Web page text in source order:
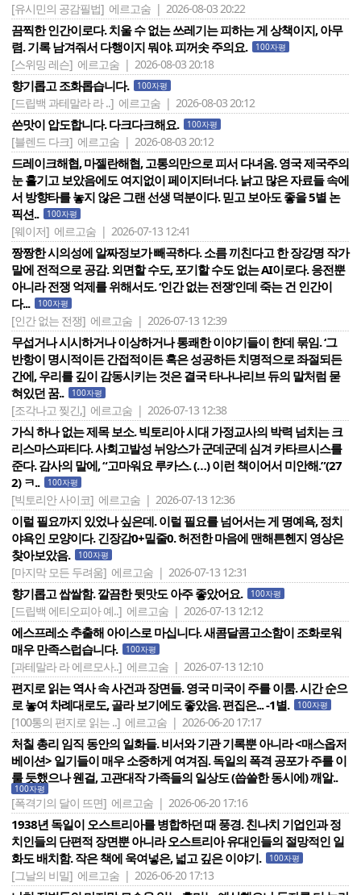
[유시민의 공감필법] 에르고숨 | 2026-08-03 20:22
끔찍한 인간이로다. 치울 수 없는 쓰레기는 피하는 게 상책이지, 아무
렴. 기록 남겨줘서 다행이지 뭐야. 피꺼솟 주의요.
100자평
[스위밍 레슨] 에르고숨 | 2026-08-03 20:18
향기롭고 조화롭습니다. 100자평
[드립백 과테말라 라 ..] 에르고숨 | 2026-08-03 20:12
쓴맛이 압도합니다. 다크다크해요. 100자평
[블렌드 다크] 에르고숨 | 2026-08-03 20:12
드레이크해협, 마젤란해협, 고통의만으로 피서 다녀옴. 영국 제국주의
눈 흘기고 보았음에도 여지없이 페이지터너다. 낡고 많은 자료들 속에
서 방향타를 놓지 않은 그랜 선생 덕분이다. 믿고 보아도 좋을 5별 논
픽션..
100자평
[웨이저] 에르고숨 | 2026-07-13 12:41
짱짱한 시의성에 알짜정보가 빼곡하다. 소름 끼친다고 한 장강명 작가
말에 전적으로 공감. 외면할 수도, 포기할 수도 없는 AI이로다. 응전뿐
아니라 전쟁 억제를 위해서도. ‘인간 없는 전쟁’인데 죽는 건 인간이
다...
100자평
[인간 없는 전쟁] 에르고숨 | 2026-07-13 12:39
무섭거나 시시하거나 이상하거나 통쾌한 이야기들이 한데 묶임. ‘그
반항이 명시적이든 간접적이든 혹은 성공하든 치명적으로 좌절되든
간에, 우리를 깊이 감동시키는 것은 결국 타나나리브 듀의 말처럼 묻
혀있던 꿈..
100자평
[조각나고 찢긴,] 에르고숨 | 2026-07-13 12:38
가식 하나 없는 제목 보소. 빅토리아 시대 가정교사의 박력 넘치는 크
리스마스파티다. 사회고발성 뉘앙스가 군데군데 심겨 카타르시스를
준다. 감사의 말에, “고마워요 루카스. (…) 이런 책이어서 미안해.”(27
2) ㅋ..
100자평
[빅토리안 사이코] 에르고숨 | 2026-07-13 12:36
이럴 필요까지 있었나 싶은데. 이럴 필요를 넘어서는 게 명예욕, 정치
야욕인 모양이다. 긴장감0+밑줄0. 허전한 마음에 맨해튼헨지 영상은
찾아보았음.
100자평
[마지막 모든 두려움] 에르고숨 | 2026-07-13 12:31
향기롭고 쌉쌀함. 깔끔한 뒷맛도 아주 좋았어요. 100자평
[드립백 에티오피아 예..] 에르고숨 | 2026-07-13 12:12
에스프레소 추출해 아이스로 마십니다. 새콤달콤고소함이 조화로워
매우 만족스럽습니다.
100자평
[과테말라 라 에르모사..] 에르고숨 | 2026-07-13 12:10
편지로 읽는 역사 속 사건과 장면들. 영국 미국이 주를 이룸. 시간 순으
로 놓여 차례대로도, 골라 보기에도 좋았음. 편집은... -1별.
100자평
[100통의 편지로 읽는 ..] 에르고숨 | 2026-06-20 17:17
처칠 총리 임직 동안의 일화들. 비서와 기관 기록뿐 아니라 <매스옵저
베이션> 일기들이 매우 소중하게 여겨짐. 독일의 폭격 공포가 주를 이
룰 듯했으나 웬걸, 고관대작 가족들의 일상도 (씁쓸한 동시에) 깨알..
100자평
[폭격기의 달이 뜨면] 에르고숨 | 2026-06-20 17:16
1938년 독일이 오스트리아를 병합하던 때 풍경. 친나치 기업인과 정
치인들의 단편적 장면뿐 아니라 오스트리아 유대인들의 절망적인 일
화도 배치함. 작은 책에 욱여넣은, 넓고 깊은 이야기.
100자평
[그날의 비밀] 에르고숨 | 2026-06-20 17:13